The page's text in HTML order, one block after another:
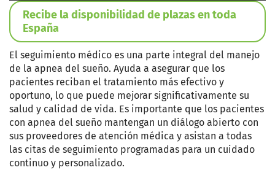
Recibe la disponibilidad de plazas en toda
España
El seguimiento médico es una parte integral del manejo
de la apnea del sueño. Ayuda a asegurar que los
pacientes reciban el tratamiento más efectivo y
oportuno, lo que puede mejorar significativamente su
salud y calidad de vida. Es importante que los pacientes
con apnea del sueño mantengan un diálogo abierto con
sus proveedores de atención médica y asistan a todas
las citas de seguimiento programadas para un cuidado
continuo y personalizado.